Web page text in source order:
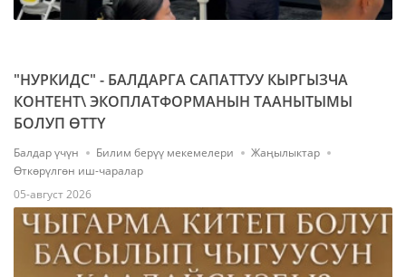
"НУРКИДС" - БАЛДАРГА САПАТТУУ КЫРГЫЗЧА
КОНТЕНТ\ ЭКОПЛАТФОРМАНЫН ТААНЫТЫМЫ
БОЛУП ӨТТҮ
Балдар үчүн Билим берүү мекемелери
Жаңылыктар
Өткөрүлгөн иш-чаралар
05-август 2026